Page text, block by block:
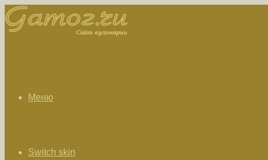
Меню
Switch skin